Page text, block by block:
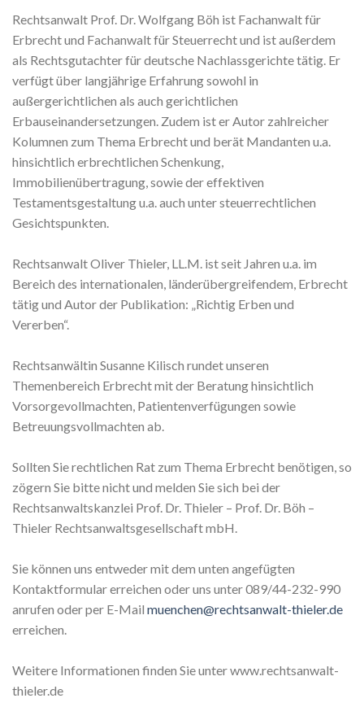
Rechtsanwalt Prof. Dr. Wolfgang Böh ist Fachanwalt für
Erbrecht und Fachanwalt für Steuerrecht und ist außerdem
als Rechtsgutachter für deutsche Nachlassgerichte tätig. Er
verfügt über langjährige Erfahrung sowohl in
außergerichtlichen als auch gerichtlichen
Erbauseinandersetzungen. Zudem ist er Autor zahlreicher
Kolumnen zum Thema Erbrecht und berät Mandanten u.a.
hinsichtlich erbrechtlichen Schenkung,
Immobilienübertragung, sowie der effektiven
Testamentsgestaltung u.a. auch unter steuerrechtlichen
Gesichtspunkten.
Rechtsanwalt Oliver Thieler, LL.M. ist seit Jahren u.a. im
Bereich des internationalen, länderübergreifendem, Erbrecht
tätig und Autor der Publikation: „Richtig Erben und
Vererben“.
Rechtsanwältin Susanne Kilisch rundet unseren
Themenbereich Erbrecht mit der Beratung hinsichtlich
Vorsorgevollmachten, Patientenverfügungen sowie
Betreuungsvollmachten ab.
Sollten Sie rechtlichen Rat zum Thema Erbrecht benötigen, so
zögern Sie bitte nicht und melden Sie sich bei der
Rechtsanwaltskanzlei Prof. Dr. Thieler – Prof. Dr. Böh –
Thieler Rechtsanwaltsgesellschaft mbH.
Sie können uns entweder mit dem unten angefügten
Kontaktformular erreichen oder uns unter 089/44-232-990
anrufen oder per E-Mail muenchen@rechtsanwalt-thieler.de
erreichen.
Weitere Informationen finden Sie unter www.rechtsanwalt-
thieler.de